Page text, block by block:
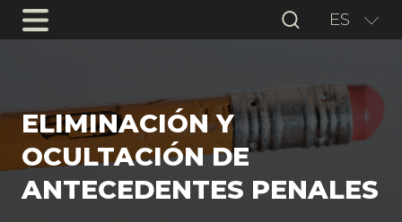
ES
ELIMINACIÓN Y
OCULTACIÓN DE
ANTECEDENTES PENALES